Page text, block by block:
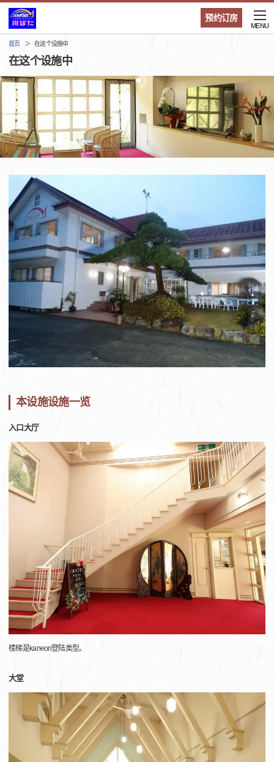
预约订房
MENU
首页 在这个设施中
在这个设施中
本设施设施一览
入口大厅
楼梯是kaneori登陆类型。
大堂